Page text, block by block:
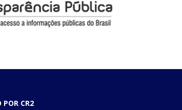
POR CR2